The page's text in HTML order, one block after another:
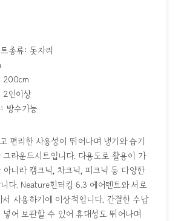
종류: 돗자리
200cm
2인이상
방수가능
편리한 사용성이 뛰어나며 냉기와 습기
그라운드시트입니다. 다용도로 활용이 가
아니라 캠크닉, 차크닉, 피크닉 등 다양한
다. Neature힌터킹 6.3 에어텐트와 서로
서 사용하기에 이상적입니다. 간결한 수납
넣어 보관할 수 있어 휴대성도 뛰어나며